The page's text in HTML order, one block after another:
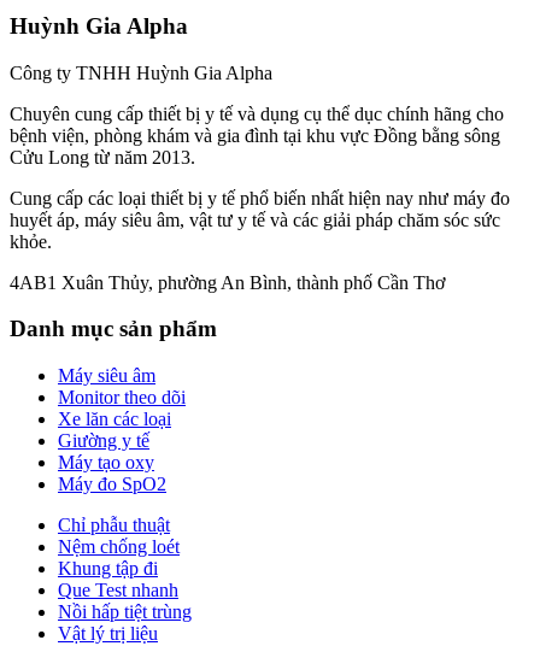
Huỳnh Gia Alpha
Công ty TNHH Huỳnh Gia Alpha
Chuyên cung cấp thiết bị y tế và dụng cụ thể dục chính hãng cho
bệnh viện, phòng khám và gia đình tại khu vực Đồng bằng sông
Cửu Long từ năm 2013.
Cung cấp các loại thiết bị y tế phổ biến nhất hiện nay như máy đo
huyết áp, máy siêu âm, vật tư y tế và các giải pháp chăm sóc sức
khỏe.
4AB1 Xuân Thủy, phường An Bình, thành phố Cần Thơ
Danh mục sản phẩm
Máy siêu âm
Monitor theo dõi
Xe lăn các loại
Giường y tế
Máy tạo oxy
Máy đo SpO2
Chỉ phẫu thuật
Nệm chống loét
Khung tập đi
Que Test nhanh
Nồi hấp tiệt trùng
Vật lý trị liệu